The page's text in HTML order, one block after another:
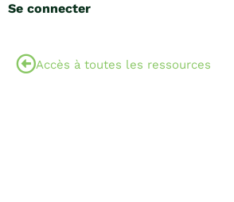
Se connecter
Accès à toutes les ressources